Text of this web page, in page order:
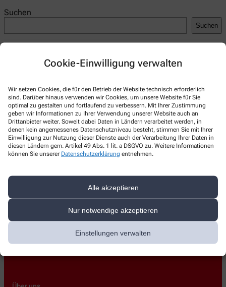
Cookie-Einwilligung verwalten
Wir setzen Cookies, die für den Betrieb der Website technisch erforderlich
sind. Darüber hinaus verwenden wir Cookies, um unsere Website für Sie
optimal zu gestalten und fortlaufend zu verbessern. Mit Ihrer Zustimmung
geben wir Informationen zu Ihrer Verwendung unserer Website auch an
Drittanbieter weiter. Soweit dabei Daten in Ländern verarbeitet werden, in
denen kein angemessenes Datenschutzniveau besteht, stimmen Sie mit Ihrer
Einwilligung zur Nutzung dieser Dienste auch der Verarbeitung Ihrer Daten in
diesen Ländern gem. Artikel 49 Abs. 1 lit. a DSGVO zu. Weitere Informationen
können Sie unserer Datenschutzerklärung entnehmen.
Alle akzeptieren
Nur notwendige akzeptieren
Einstellungen verwalten
Suchen
Suchen
Hello world!
Recent Comments
A WordPress Commenter zuHello world!
Kontakt
Nord-Apotheke